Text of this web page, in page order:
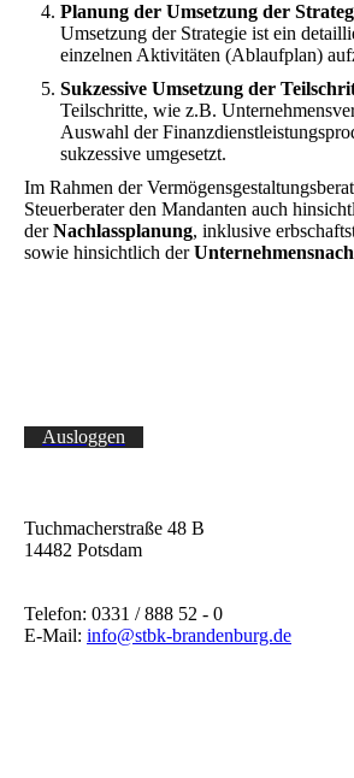
Planung der Umsetzung der
Umsetzung der Strategie ist ein
einzelnen Aktivitäten (Ablaufplan)
Sukzessive Umsetzung der
Teilschritte, wie z.B.
Auswahl der
sukzessive umgesetzt.
Im Rahmen der
Steuerberater den Mandanten auch
derNachlassplanung, inklusive
sowie hinsichtlich der
Ausloggen
Tuchmacherstraße 48 B
14482 Potsdam
Telefon: 0331 / 888 52 - 0
E-Mail: info@stbk-brandenburg.de